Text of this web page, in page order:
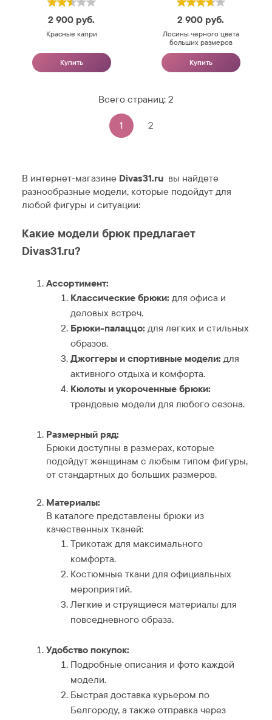
2 900 руб.
Красные капри
Купить
2 900 руб.
Лосины черного цвета
больших размеров
Купить
Всего страниц:2
1 2
В интернет-магазине Divas31.ru вы найдете
разнообразные модели, которые подойдут для
любой фигуры и ситуации:
Какие модели брюк предлагает
Divas31.ru?
Ассортимент:
Классические брюки: для офиса и
деловых встреч.
Брюки-палаццо: для легких и стильных
образов.
Джоггеры и спортивные модели: для
активного отдыха и комфорта.
Кюлоты и укороченные брюки:
трендовые модели для любого сезона.
Размерный ряд:
Брюки доступны в размерах, которые
подойдут женщинам с любым типом фигуры,
от стандартных до больших размеров.
Материалы:
В каталоге представлены брюки из
качественных тканей:
Трикотаж для максимального
комфорта.
Костюмные ткани для официальных
мероприятий.
Легкие и струящиеся материалы для
повседневного образа.
Удобство покупок:
Подробные описания и фото каждой
модели.
Быстрая доставка курьером по
Белгороду, а также отправка через